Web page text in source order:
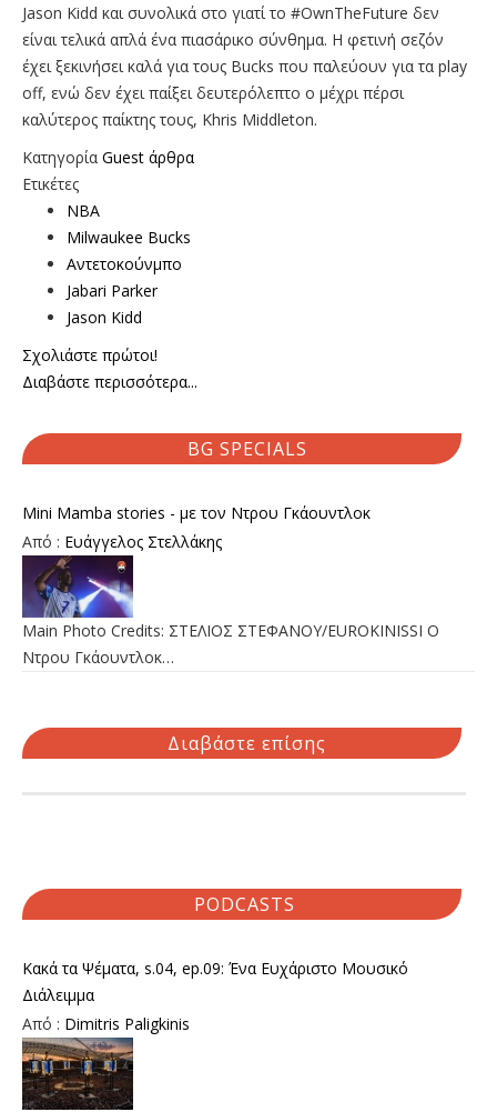
Jason Kidd και συνολικά στο γιατί το #OwnTheFuture δεν
είναι τελικά απλά ένα πιασάρικο σύνθημα. Η φετινή σεζόν
έχει ξεκινήσει καλά για τους Bucks που παλεύουν για τα play
off, ενώ δεν έχει παίξει δευτερόλεπτο ο μέχρι πέρσι
καλύτερος παίκτης τους, Κhris Middleton.
Κατηγορία Guest άρθρα
Ετικέτες
NBA
Milwaukee Bucks
Αντετοκούνμπο
Jabari Parker
Jason Kidd
Σχολιάστε πρώτοι!
Διαβάστε περισσότερα...
BG SPECIALS
Mini Mamba stories - με τον Ντρου Γκάουντλοκ
Από : Ευάγγελος Στελλάκης
Main Photo Credits: ΣΤΕΛΙΟΣ ΣΤΕΦΑΝΟΥ/EUROKINISSI Ο
Ντρου Γκάουντλοκ…
Διαβάστε επίσης
PODCASTS
Κακά τα Ψέματα, s.04, ep.09: Ένα Ευχάριστο Μουσικό
Διάλειμμα
Από : Dimitris Paligkinis